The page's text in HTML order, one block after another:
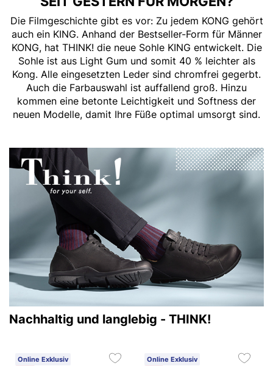
Die Filmgeschichte gibt es vor: Zu jedem KONG gehört
auch ein KING. Anhand der Bestseller-Form für Männer
KONG, hat THINK! die neue Sohle KING entwickelt. Die
Sohle ist aus Light Gum und somit 40 % leichter als
Kong. Alle eingesetzten Leder sind chromfrei gegerbt.
Auch die Farbauswahl ist auffallend groß. Hinzu
kommen eine betonte Leichtigkeit und Softness der
neuen Modelle, damit Ihre Füße optimal umsorgt sind.
Nachhaltig und langlebig - THINK!
Online Exklusiv
Online Exklusiv